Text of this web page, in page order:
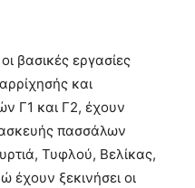
βασικές εργασίες
και
Γ1 και Γ2, έχουν
πασσάλων
Τυφλού, Βελίκας,
έχουν ξεκινήσει οι